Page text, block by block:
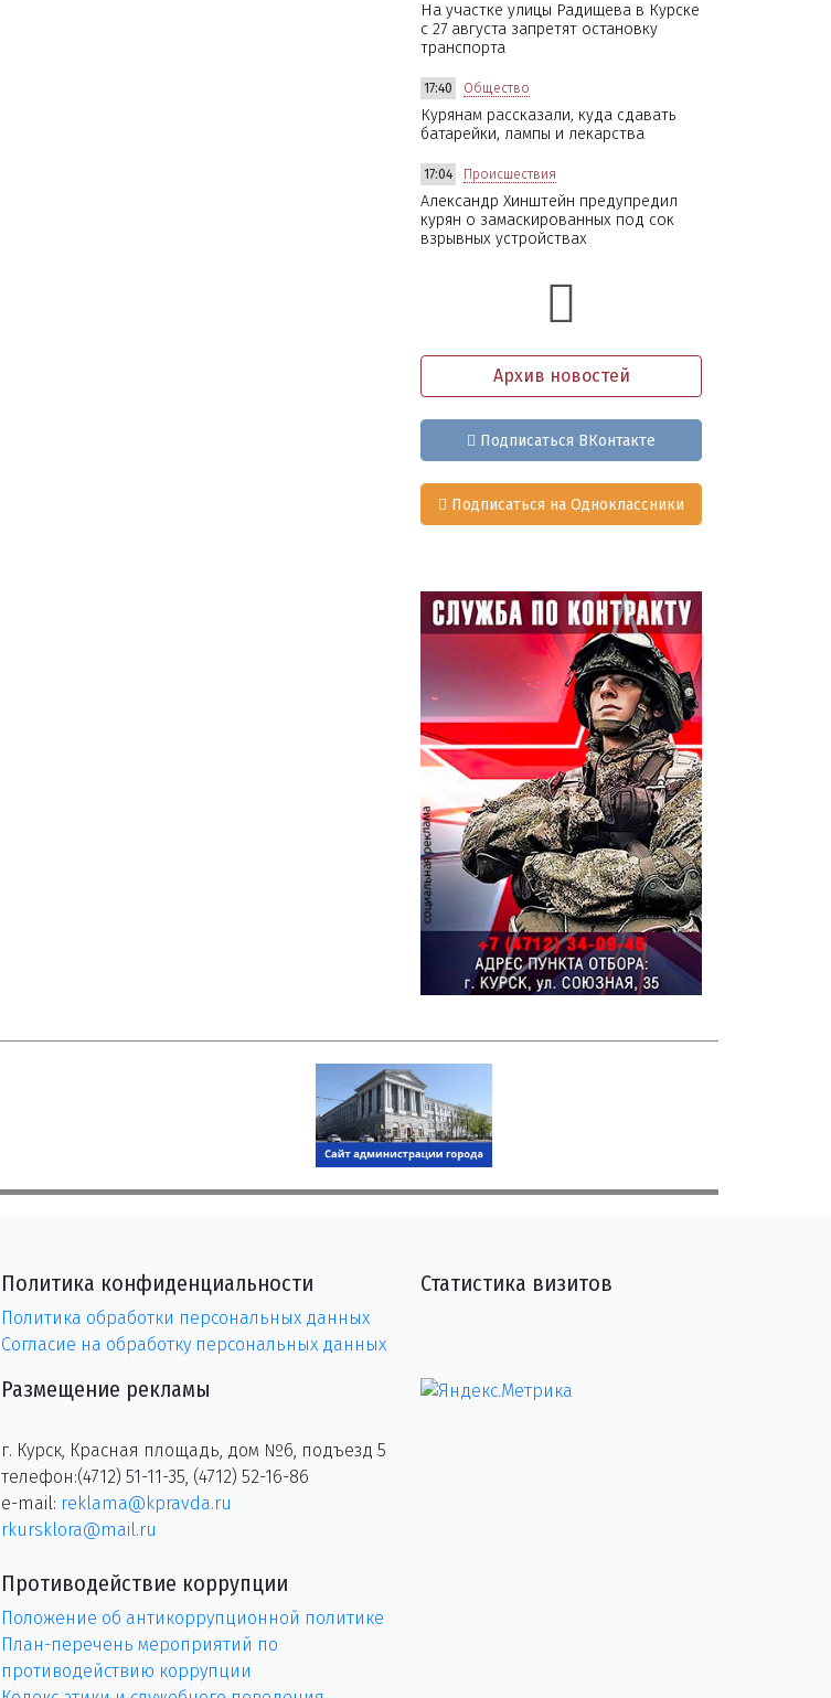
На участке улицы Радищева в Курске
с 27 августа запретят остановку
транспорта
17:40 Общество
Курянам рассказали, куда сдавать
батарейки, лампы и лекарства
17:04 Происшествия
Александр Хинштейн предупредил
курян о замаскированных под сок
взрывных устройствах
Архив новостей
Подписаться ВКонтакте
Подписаться на Одноклассники
Политика конфиденциальности
Политика обработки персональных данных
Согласие на обработку персональных данных
Размещение рекламы
г. Курск, Красная площадь, дом №6, подъезд 5
телефон:(4712) 51-11-35, (4712) 52-16-86
e-mail: reklama@kpravda.ru
rkursklora@mail.ru
Противодействие коррупции
Положение об антикоррупционной политике
План-перечень мероприятий по
противодействию коррупции
Статистика визитов